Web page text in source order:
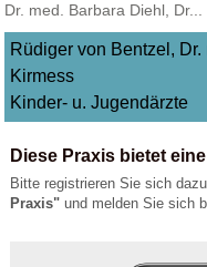
Dr. med. Barbara Diehl, Dr...
Rüdiger von Bentzel,
Kirmess
Kinder- u. Jugendärzte
Diese Praxis bietet
Bitte registrieren Sie sich
Praxis"und melden Sie sich